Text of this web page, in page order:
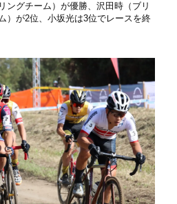
ングチーム）が優勝、沢田時（ブリ
）が2位、小坂光は3位でレースを終